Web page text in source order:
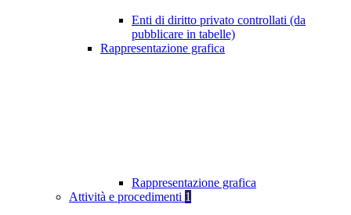
Enti di diritto privato controllati (da
pubblicare in tabelle)
Rappresentazione grafica
Rappresentazione grafica
Attività e procedimenti 1